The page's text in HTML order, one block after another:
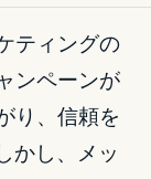
ティングの
ンペーンが
り、信頼を
かし、メッ